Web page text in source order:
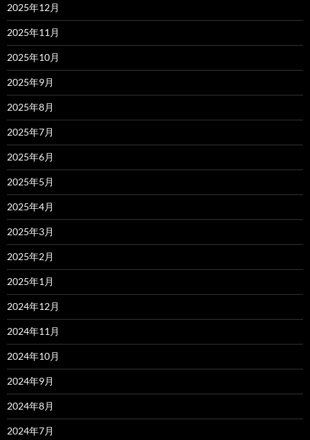
2025年12月
2025年11月
2025年10月
2025年9月
2025年8月
2025年7月
2025年6月
2025年5月
2025年4月
2025年3月
2025年2月
2025年1月
2024年12月
2024年11月
2024年10月
2024年9月
2024年8月
2024年7月